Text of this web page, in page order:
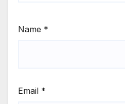
Name *
Email *